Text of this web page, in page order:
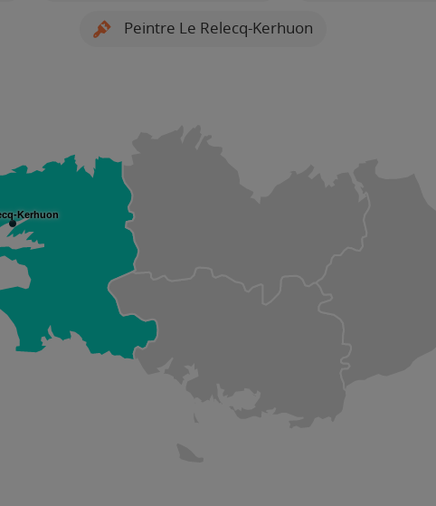
Peintre Le Relecq-Kerhuon
Kerhuon